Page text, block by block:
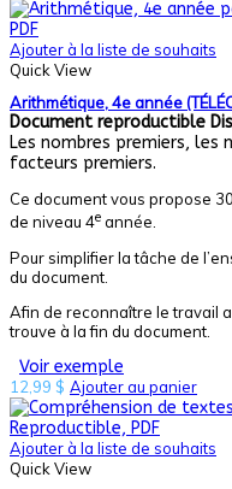
Ajouter à la liste de souhaits
Quick View
Arithmétique, 4e année
Document reproductible
Les nombres premiers, les
facteurs premiers.
Ce document vous propose
de niveau 4e année.
Pour simplifier la tâche de
du document.
Afin de reconnaître le travail
trouve à la fin du document.
Voir exemple
12,99 $ Ajouter au panier
Ajouter à la liste de souhaits
Quick View